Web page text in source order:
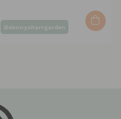
Inlägg
@dennyaherrgarden